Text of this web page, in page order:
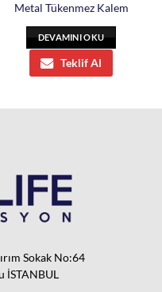
Metal Tükenmez Kalem
DEVAMINI OKU
Teklif Al
Sokak No:64
İSTANBUL